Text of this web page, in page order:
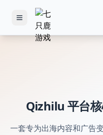
Toggle menu
Qizhilu 平台
一套专为出海内容和广告